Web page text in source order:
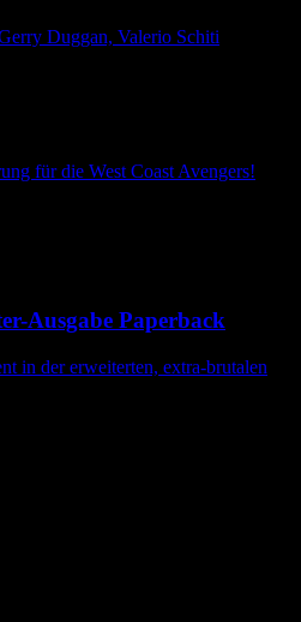
Duggan, Valerio Schiti
für die West Coast Avengers!
Ausgabe Paperback
in der erweiterten, extra-brutalen